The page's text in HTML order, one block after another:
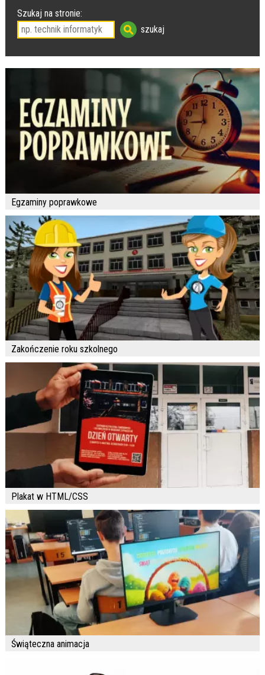
Szukaj na stronie:
Egzaminy poprawkowe
Zakończenie roku szkolnego
Plakat w HTML/CSS
Świąteczna animacja